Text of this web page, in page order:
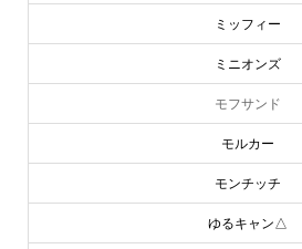
ミッフィー
ミニオンズ
モフサンド
モルカー
モンチッチ
ゆるキャン△